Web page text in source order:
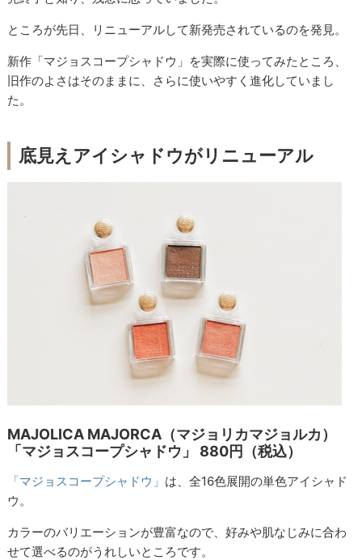
ところが先日、リニューアルして新発売されているのを発見。
新作「マジョスコープシャドウ」を実際に使ってみたところ、
旧作のよさはそのままに、さらに使いやすく進化していまし
た。
底見えアイシャドウがリニューアル
MAJOLICA MAJORCA（マジョリカマジョルカ）
「マジョスコープシャドウ」 880円（税込）
「マジョスコープシャドウ」 は、全16色展開の単色アイシャド
ウ。
カラーのバリエーションが豊富なので、好みや肌なじみに合わ
せて選べるのがうれしいところです。